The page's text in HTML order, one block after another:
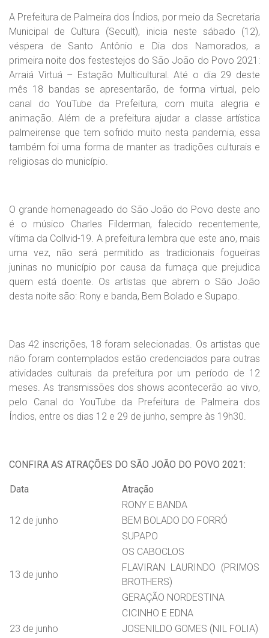
A Prefeitura de Palmeira dos Índios, por meio da Secretaria
Municipal de Cultura (Secult), inicia neste sábado (12),
véspera de Santo Antônio e Dia dos Namorados, a
primeira noite dos festestejos do São João do Povo 2021:
Arraiá Virtuá – Estação Multicultural. Até o dia 29 deste
mês 18 bandas se apresentarão, de forma virtual, pelo
canal do YouTube da Prefeitura, com muita alegria e
animação. Além de a prefeitura ajudar a classe artística
palmeirense que tem sofrido muito nesta pandemia, essa
também foi uma forma de manter as tradições culturais e
religiosas do município.
O grande homenageado do São João do Povo deste ano
é o músico Charles Filderman, falecido recentemente,
vítima da Collvid-19. A prefeitura lembra que este ano, mais
uma vez, não será permitido as tradicionais fogueiras
juninas no município por causa da fumaça que prejudica
quem está doente. Os artistas que abrem o São João
desta noite são: Rony e banda, Bem Bolado e Supapo.
Das 42 inscrições, 18 foram selecionadas. Os artistas que
não foram contemplados estão credenciados para outras
atividades culturais da prefeitura por um período de 12
meses. As transmissões dos shows acontecerão ao vivo,
pelo Canal do YouTube da Prefeitura de Palmeira dos
Índios, entre os dias 12 e 29 de junho, sempre às 19h30.
CONFIRA AS ATRAÇÕES DO SÃO JOÃO DO POVO 2021:
Data Atração
12 de junho
RONY E BANDA
BEM BOLADO DO FORRÓ
SUPAPO
13 de junho
OS CABOCLOS
FLAVIRAN LAURINDO (PRIMOS
BROTHERS)
GERAÇÃO NORDESTINA
23 de junho
CICINHO E EDNA
JOSENILDO GOMES (NIL FOLIA)